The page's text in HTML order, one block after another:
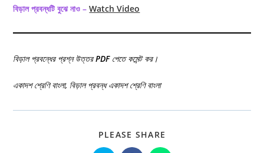
বিড়াল প্রবন্ধটি বুঝে নাও –Watch Video
বিড়াল প্রবন্ধের প্রশ্ন উত্তরPDFপেতে কমেন্ট কর।
একাদশ শ্রেণি বাংলা, বিড়াল প্রবন্ধ একাদশ শ্রেণি বাংলা
PLEASE SHARE
THIS